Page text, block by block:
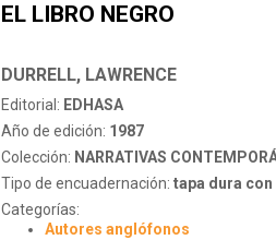
EL LIBRO NEGRO
DURRELL, LAWRENCE
Editorial: EDHASA
Año de edición: 1987
Colección: NARRATIVAS
Tipo de encuadernación: tapa dura con
Categorías:
Autores anglófonos